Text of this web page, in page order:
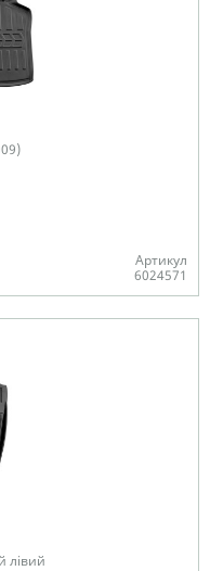
Артикул
6024571
лівий